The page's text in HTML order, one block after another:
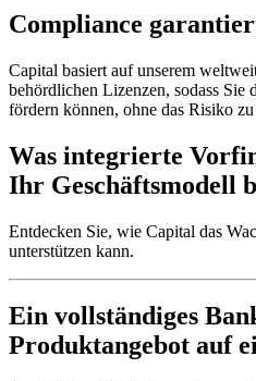
Compliance
Capital basiert auf unserem
behördlichen Lizenzen, sodass Sie
fördern können, ohne das Risiko
Was integrierte
Ihr Geschäftsmodell
Entdecken Sie, wie Capital das
unterstützen kann.​
Ein vollständiges
Produktangebot auf